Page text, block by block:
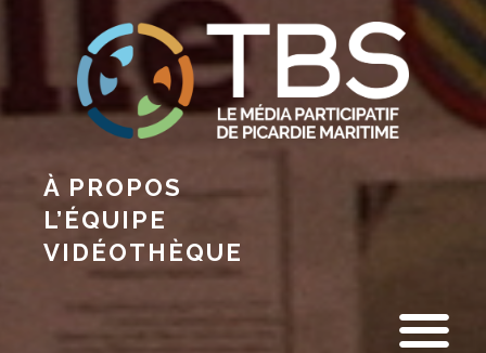
À PROPOS
L’ÉQUIPE
VIDÉOTHÈQUE